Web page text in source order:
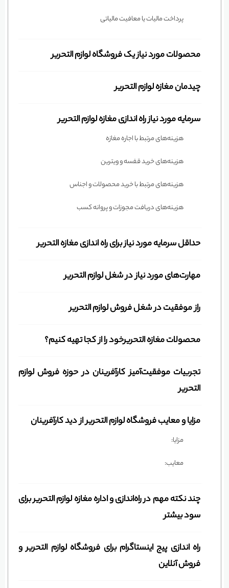
پرداخت مالیات یا معافیت مالیاتی
محصولات مورد نیاز یک فروشگاه لوازم التحریر
چیدمان مغازه لوازم التحریر
سرمایه مورد نیاز راه اندازی مغازه لوازم التحریر
هزینه‌های مرتبط با اجاره مغازه
هزینه‌های خرید قفسه و ویترین
هزینه‌های مرتبط با خرید محصولات و اجناس
هزینه‌های دریافت مجوزات و پروانه کسب
حداقل سرمایه مورد نیاز برای راه اندازی مغازه التحریر
مهارت‌های مورد نیاز در شغل لوازم التحریر
راز موفقیت در شغل فروش لوازم التحریر
محصولات مغازه التحریرخود را از کجا تهیه کنیم؟
تجربیات موفقیت‌آمیز کارآفرینان در حوزه فروش لوازم
التحریر
مزایا و معایب فروشگاه لوازم التحریر از دید کارآفرینان
مزایا:
معایب:
چند نکته مهم در راه‌اندازی و اداره مغازه لوازم التحریر برای
سود بیشتر
راه اندازی پیج اینستاگرام برای فروشگاه لوازم التحریر و
فروش آنلاین